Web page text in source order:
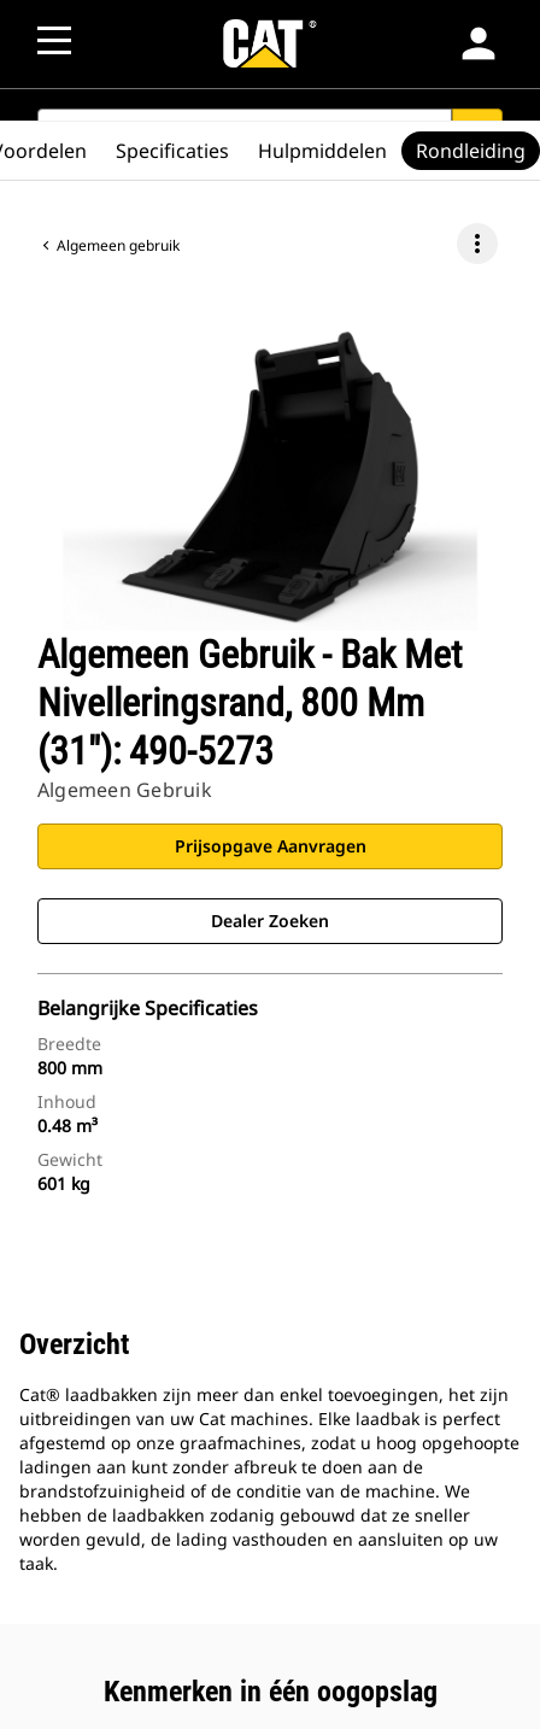
person
SEARCH search
Algemeen gebruik more_vert
Algemeen Gebruik - Bak Met
Nivelleringsrand, 800 Mm
(31"): 490-5273
Algemeen Gebruik
Prijsopgave Aanvragen
Dealer Zoeken
Belangrijke Specificaties
Breedte
800 mm
Inhoud
0.48 m³
Gewicht
601 kg
Specificaties Hulpmiddelen Rondleiding
Overzicht
Cat® laadbakken zijn meer dan enkel toevoegingen, het zijn
uitbreidingen van uw Cat machines. Elke laadbak is perfect
afgestemd op onze graafmachines, zodat u hoog opgehoopte
ladingen aan kunt zonder afbreuk te doen aan de
brandstofzuinigheid of de conditie van de machine. We
hebben de laadbakken zodanig gebouwd dat ze sneller
worden gevuld, de lading vasthouden en aansluiten op uw
taak.
Kenmerken in één oogopslag